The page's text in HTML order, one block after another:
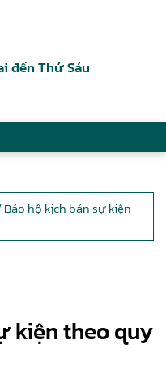
đến Thứ Sáu
hộ kịch bản sự kiện
kiện theo quy